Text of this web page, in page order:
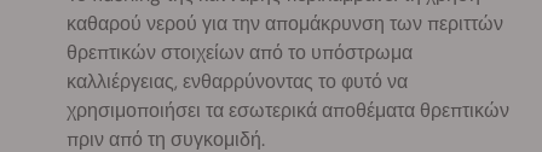
καθαρού νερού για την απομάκρυνση των περιττών
θρεπτικών στοιχείων από το υπόστρωμα
καλλιέργειας, ενθαρρύνοντας το φυτό να
χρησιμοποιήσει τα εσωτερικά αποθέματα θρεπτικών
πριν από τη συγκομιδή.